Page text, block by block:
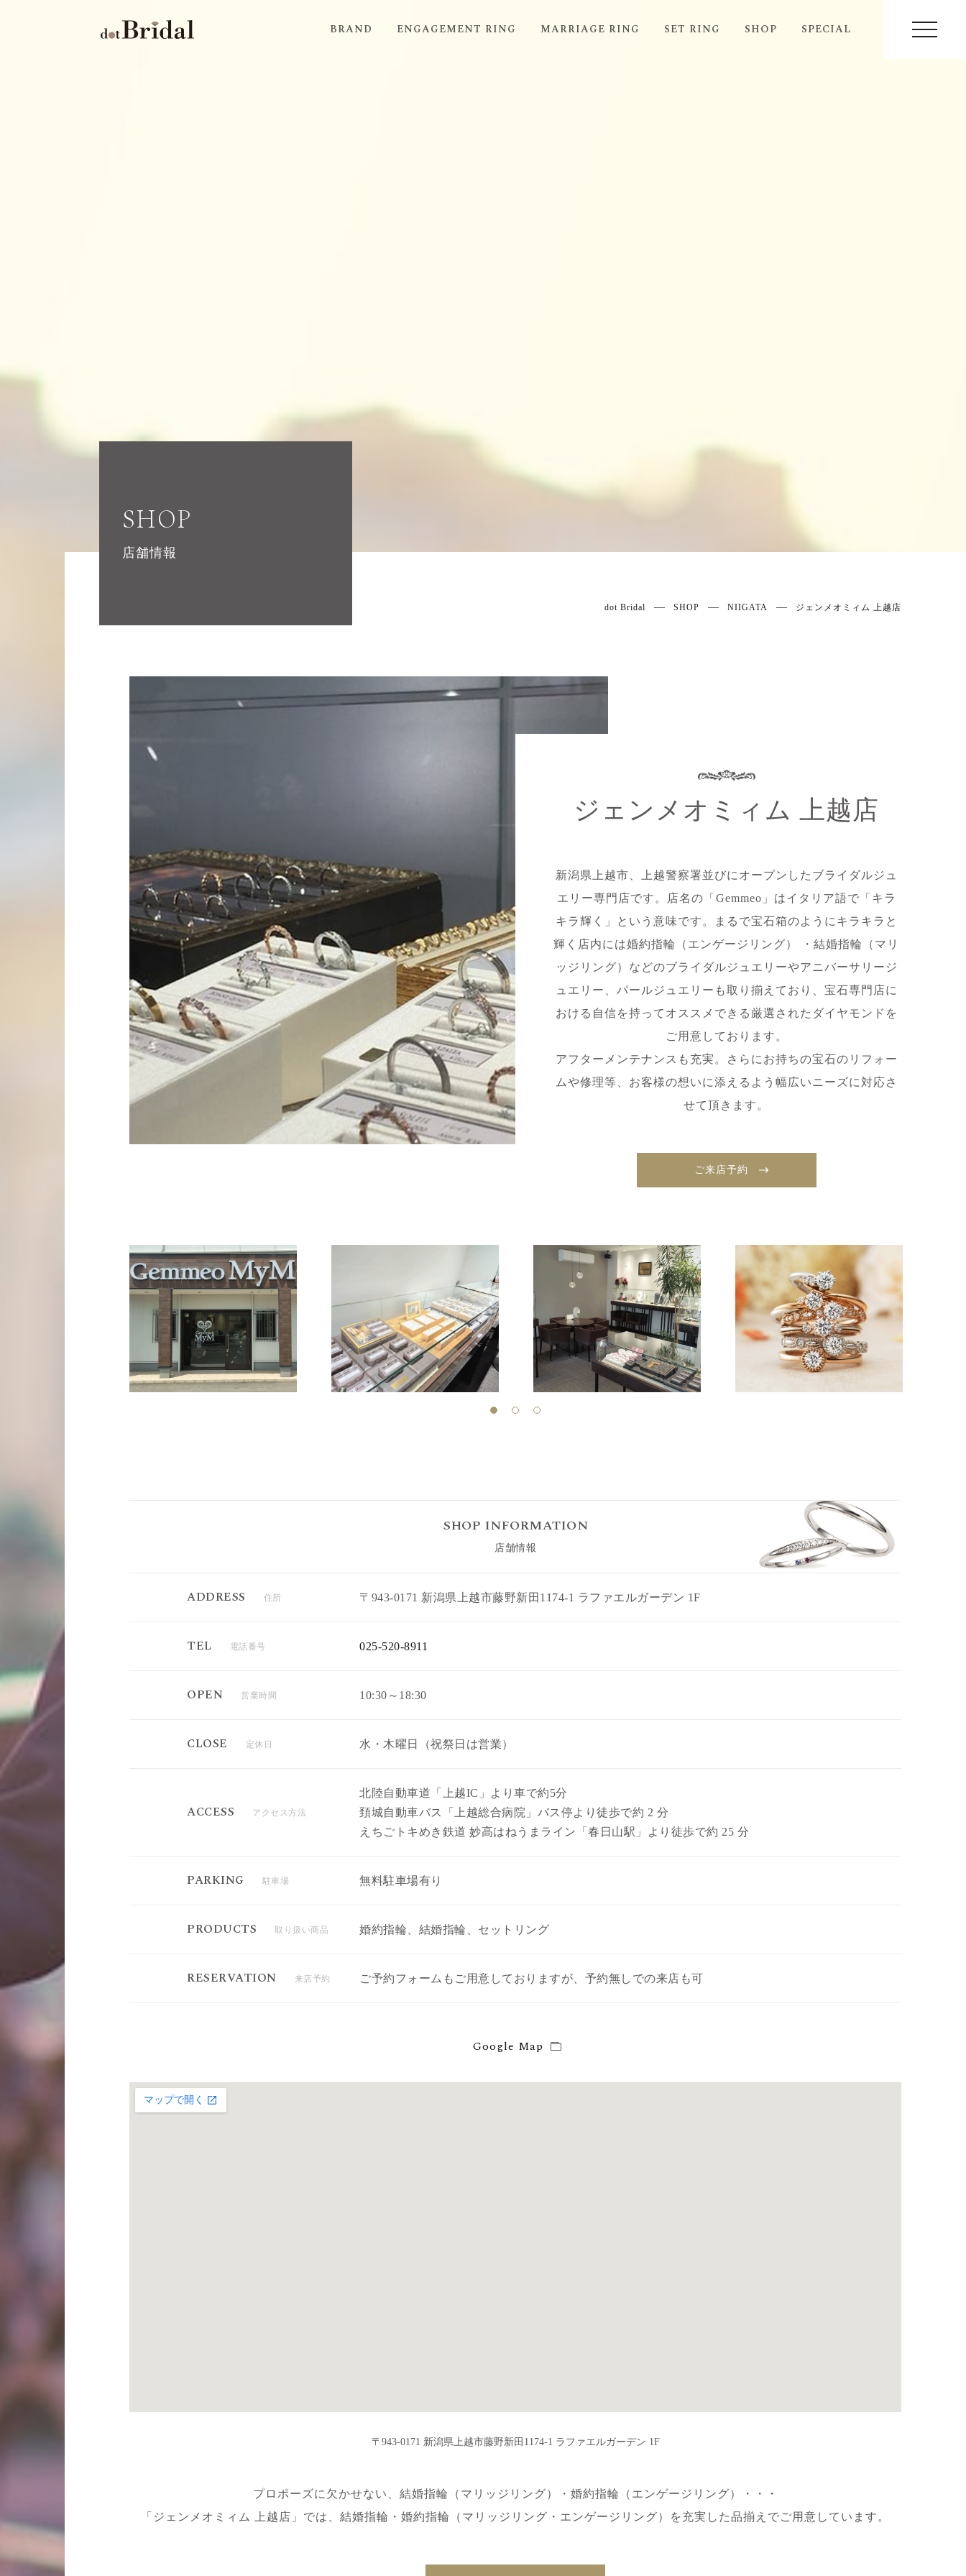
BRAND ENGAGEMENT RING MARRIAGE RING SET RING SHOP SPECIAL MENU
SHOP
店舗情報
dot Bridal SHOP NIIGATA ジェンメオミィム 上越店
ジェンメオミィム 上越店
新潟県上越市、上越警察署並びにオープンしたブライダルジュ
エリー専門店です。店名の「Gemmeo」はイタリア語で「キラ
キラ輝く」という意味です。まるで宝石箱のようにキラキラと
輝く店内には婚約指輪（エンゲージリング） ・結婚指輪（マリ
ッジリング）などのブライダルジュエリーやアニバーサリージ
ュエリー、パールジュエリーも取り揃えており、宝石専門店に
おける自信を持ってオススメできる厳選されたダイヤモンドを
ご用意しております。
アフターメンテナンスも充実。さらにお持ちの宝石のリフォー
ムや修理等、お客様の想いに添えるよう幅広いニーズに対応さ
せて頂きます。
ご来店予約
SHOP INFORMATION
店舗情報
ADDRESS 住所 〒943-0171 新潟県上越市藤野新田1174-1 ラファエルガーデン 1F
TEL 電話番号 025-520-8911
OPEN 営業時間 10:30～18:30
CLOSE 定休日 水・木曜日（祝祭日は営業）
ACCESS アクセス方法
北陸自動車道「上越IC」より車で約5分
頚城自動車バス「上越総合病院」バス停より徒歩で約 2 分
えちごトキめき鉄道 妙高はねうまライン「春日山駅」より徒歩で約 25 分
PARKING 駐車場 無料駐車場有り
PRODUCTS 取り扱い商品 婚約指輪、結婚指輪、セットリング
RESERVATION 来店予約 ご予約フォームもご用意しておりますが、予約無しでの来店も可
Google Map
〒943-0171 新潟県上越市藤野新田1174-1 ラファエルガーデン 1F
プロポーズに欠かせない、 結婚指輪（マリッジリング）・婚約指輪（エンゲージリング）・・・
「ジェンメオミィム 上越店」では、 結婚指輪・婚約指輪（マリッジリング・エンゲージリング）を 充実した品揃えでご用意しています。